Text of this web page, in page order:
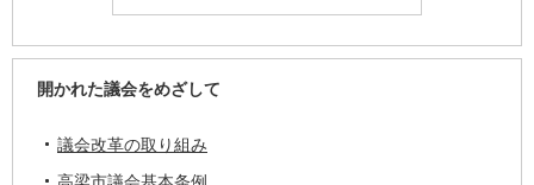
開かれた議会をめざして
議会改革の取り組み
高梁市議会基本条例